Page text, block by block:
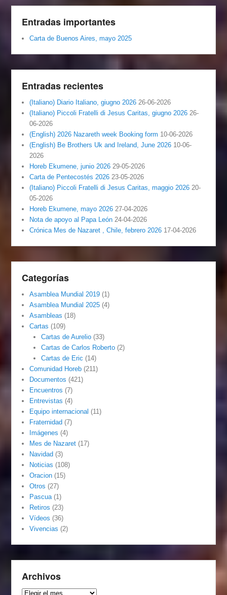
Entradas importantes
Carta de Buenos Aires, mayo 2025
Entradas recientes
(Italiano) Diario Italiano, giugno 2026 26-06-2026
(Italiano) Piccoli Fratelli di Jesus Caritas, giugno 2026 26-
06-2026
(English) 2026 Nazareth week Booking form 10-06-2026
(English) Be Brothers Uk and Ireland, June 2026 10-06-
2026
Horeb Ekumene, junio 2026 29-05-2026
Carta de Pentecostés 2026 23-05-2026
(Italiano) Piccoli Fratelli di Jesus Caritas, maggio 2026 20-
05-2026
Horeb Ekumene, mayo 2026 27-04-2026
Nota de apoyo al Papa León 24-04-2026
Crónica Mes de Nazaret , Chile, febrero 2026 17-04-2026
Categorías
Asamblea Mundial 2019 (1)
Asamblea Mundial 2025 (4)
Asambleas (18)
Cartas (109)
Cartas de Aurelio(33)
Cartas de Carlos Roberto(2)
Cartas de Eric (14)
Comunidad Horeb (211)
Documentos (421)
Encuentros (7)
Entrevistas (4)
Equipo internacional (11)
Fraternidad (7)
Imágenes (4)
Mes de Nazaret (17)
Navidad (3)
Noticias (108)
Oracion (15)
Otros (27)
Pascua(1)
Retiros (23)
Vídeos (36)
Vivencias (2)
Archivos
Archivos